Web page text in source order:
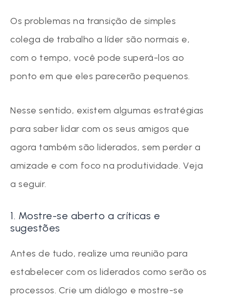
Os problemas na transição de simples
colega de trabalho a líder são normais e,
com o tempo, você pode superá-los ao
ponto em que eles parecerão pequenos.
Nesse sentido, existem algumas estratégias
para saber lidar com os seus amigos que
agora também são liderados, sem perder a
amizade e com foco na produtividade. Veja
a seguir.
1. Mostre-se aberto a críticas e
sugestões
Antes de tudo, realize uma reunião para
estabelecer com os liderados como serão os
processos. Crie um diálogo e mostre-se